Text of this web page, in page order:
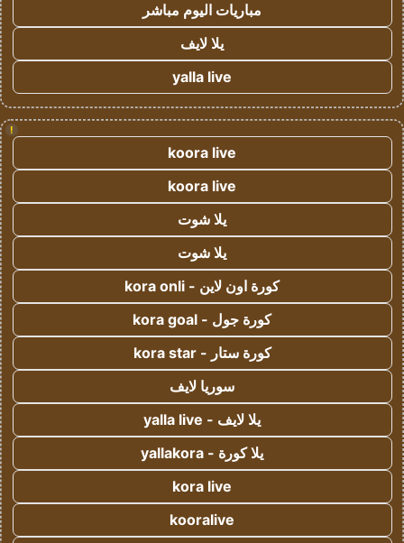
مباريات اليوم مباشر
يلا لايف
yalla live
!
koora live
koora live
يلا شوت
يلا شوت
كورة اون لاين - kora onli
كورة جول - kora goal
كورة ستار - kora star
سوريا لايف
يلا لايف - yalla live
يلا كورة - yallakora
kora live
kooralive